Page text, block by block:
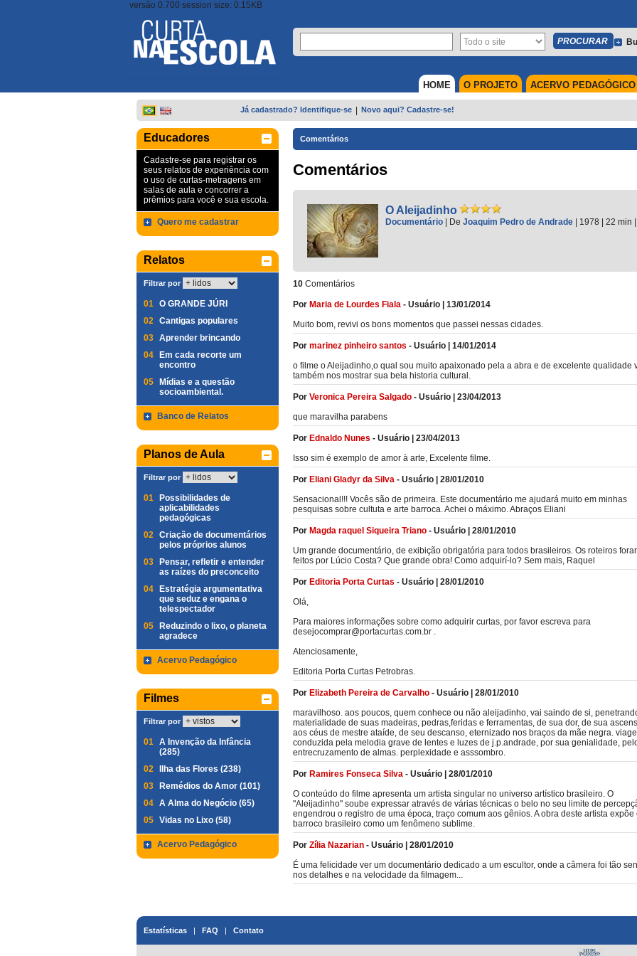
versão 0.700 session size: 0,15KB
ACERVO PEDAGÓGICO
O PROJETO
HOME
Já cadastrado? Identifique-se Novo aqui? Cadastre-se!
Educadores
Cadastre-se para registrar os
seus relatos de experiência com
o uso de curtas-metragens em
salas de aula e concorrer a
prêmios para você e sua escola.
Quero me cadastrar
Relatos
Filtrar por
01 O GRANDE JÚRI
02 Cantigas populares
03 Aprender brincando
04
Em cada recorte um
encontro
05
Mídias e a questão
socioambiental.
Banco de Relatos
Planos de Aula
Filtrar por
01
Possibilidades de
aplicabilidades
pedagógicas
02 Criação de documentários
pelos próprios alunos
03
Pensar, refletir e entender
as raízes do preconceito
04
Estratégia argumentativa
que seduz e engana o
telespectador
05
Reduzindo o lixo, o planeta
agradece
Acervo Pedagógico
Filmes
Filtrar por
01 A Invenção da Infância
(285)
02
Ilha das Flores (238)
03
Remédios do Amor (101)
04 A Alma do Negócio (65)
05 Vidas no Lixo (58)
Acervo Pedagógico
Comentários
Comentários
O Aleijadinho
Documentário De Joaquim Pedro de Andrade | 1978 | 22 min
10 Comentários
Por Maria de Lourdes Fiala - Usuário
13/01/2014
Muito bom, revivi os bons momentos que passei nessas cidades.
Por marinez pinheiro santos - Usuário
14/01/2014
o filme o Aleijadinho,o qual sou muito apaixonado pela a abra e de excelente qualidade
também nos mostrar sua bela historia cultural.
Por Veronica Pereira Salgado - Usuário
23/04/2013
que maravilha parabens
Por Ednaldo Nunes - Usuário
23/04/2013
Isso sim é exemplo de amor à arte, Excelente filme.
Por Eliani Gladyr da Silva - Usuário
28/01/2010
Sensacional!!! Vocês são de primeira. Este documentário me ajudará muito em minhas
pesquisas sobre cultuta e arte barroca. Achei o máximo. Abraços Eliani
Por Magda raquel Siqueira Triano - Usuário
28/01/2010
Um grande documentário, de exibição obrigatória para todos brasileiros. Os roteiros
feitos por Lúcio Costa? Que grande obra! Como adquirí-lo? Sem mais, Raquel
Por Editoria Porta Curtas - Usuário
28/01/2010
Olá,
Para maiores informações sobre como adquirir curtas, por favor escreva para
desejocomprar@portacurtas.com.br .
Atenciosamente,
Editoria Porta Curtas Petrobras.
Por Elizabeth Pereira de Carvalho - Usuário
28/01/2010
maravilhoso. aos poucos, quem conhece ou não aleijadinho, vai saindo de si,
materialidade de suas madeiras, pedras,feridas e ferramentas, de sua dor, de sua
aos céus de mestre ataíde, de seu descanso, eternizado nos braços da mãe negra.
conduzida pela melodia grave de lentes e luzes de j.p.andrade, por sua genialidade,
entrecruzamento de almas. perplexidade e asssombro.
Por Ramires Fonseca Silva - Usuário
28/01/2010
O conteúdo do filme apresenta um artista singular no universo artístico brasileiro. O
"Aleijadinho" soube expressar através de várias técnicas o belo no seu limite de
engendrou o registro de uma época, traço comum aos gênios. A obra deste artista expõe
barroco brasileiro como um fenômeno sublime.
Por Zília Nazarian - Usuário
28/01/2010
É uma felicidade ver um documentário dedicado a um escultor, onde a câmera foi tão
nos detalhes e na velocidade da filmagem...
Estatísticas | FAQ | Contato